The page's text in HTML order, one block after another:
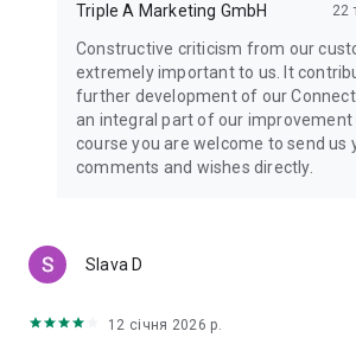
Triple A Marketing GmbH 22
Constructive criticism from our
extremely important to us. It
further development of our
an integral part of our improvement
course you are welcome to send us
comments and wishes directly.
Slava D
12 січня 2026 р.